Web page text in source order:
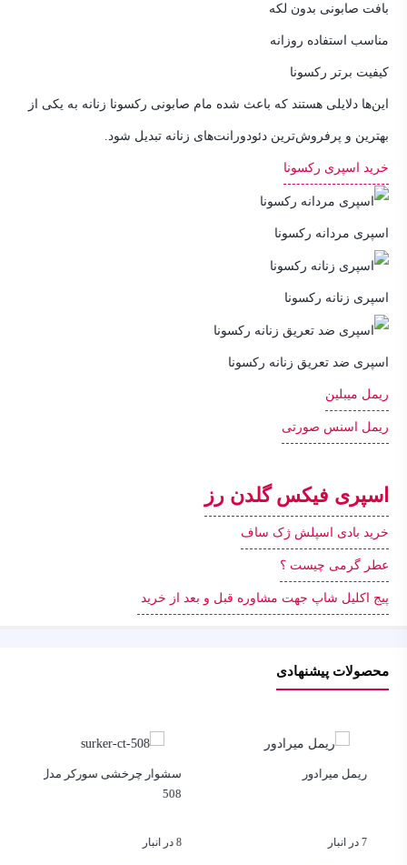
بافت صابونی بدون لکه
مناسب استفاده روزانه
کیفیت برتر رکسونا
این‌ها دلایلی هستند که باعث شده مام صابونی رکسونا زنانه به یکی از
بهترین و پرفروش‌ترین دئودورانت‌های زنانه تبدیل شود.
خرید اسپری رکسونا
اسپری مردانه رکسونا
اسپری زنانه رکسونا
اسپری ضد تعریق زنانه رکسونا
ریمل میبلین
ریمل اسنس صورتی
اسپری فیکس گلدن رز
خرید بادی اسپلش ژک ساف
عطر گرمی چیست ؟
پیج اکلیل شاپ جهت مشاوره قبل و بعد از خرید
محصولات پیشنهادی
ریمل میرادور
سشوار چرخشی سورکر مدل CT-
508